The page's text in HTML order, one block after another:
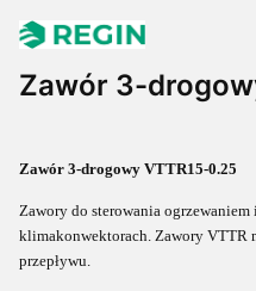
Zawór 3-
Zawór 3-drogowy VTTR15-0.25
Zawory do sterowania ogrzewaniem
klimakonwektorach. Zawory VTTR
przepływu.